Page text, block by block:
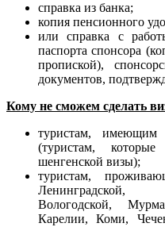
справка из банка;
копия пенсионного
или справка с
паспорта спонсора
пропиской),
документов,
Кому не сможем сделать
туристам, имеющим
(туристам,
шенгенской визы);
туристам,
Ленинградской,
Вологодской,
Карелии, Коми,